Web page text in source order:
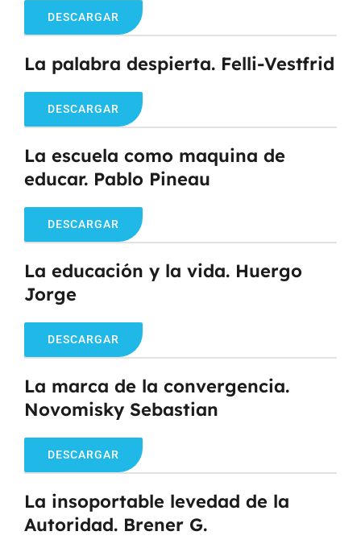
DESCARGAR
La palabra despierta. Felli-Vestfrid
DESCARGAR
La escuela como maquina de
educar. Pablo Pineau
DESCARGAR
La educación y la vida. Huergo
Jorge
DESCARGAR
La marca de la convergencia.
Novomisky Sebastian
DESCARGAR
La insoportable levedad de la
Autoridad. Brener G.